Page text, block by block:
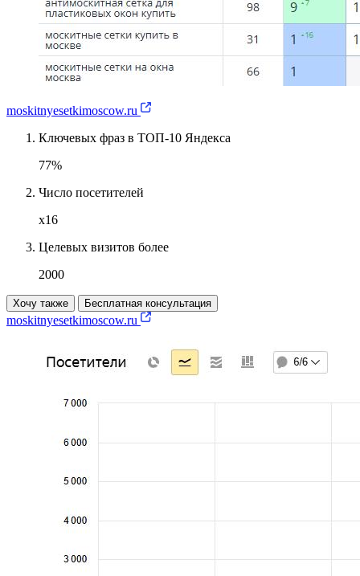
moskitnyesetkimoscow.ru
Ключевых фраз в ТОП-10 Яндекса
77%
Число посетителей
х16
Целевых визитов более
2000
Хочу также Бесплатная консультация
moskitnyesetkimoscow.ru